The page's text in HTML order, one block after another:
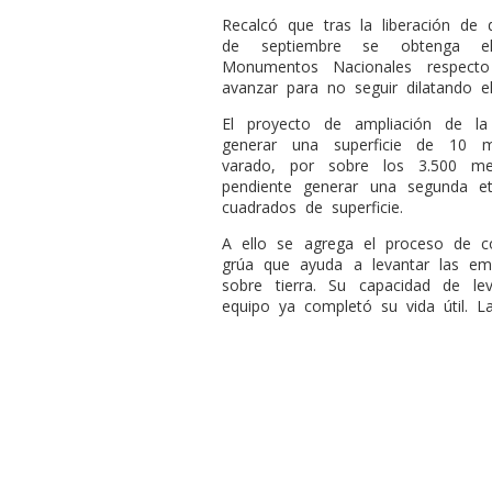
Recalcó que tras la liberación de
de septiembre se obtenga
Monumentos Nacionales
avanzar para no seguir dilatando
El proyecto de ampliación de
generar una superficie de 10
varado, por sobre los 3.500
pendiente generar una segunda
cuadrados de superficie.
A ello se agrega el proceso de
grúa que ayuda a levantar las
sobre tierra. Su capacidad de
equipo ya completó su vida útil.